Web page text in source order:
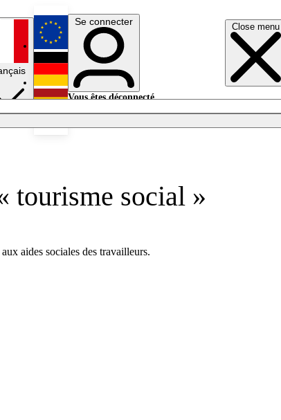
Close menu
English
Deutsch
Se connecter
Vous êtes déconnecté.
tourisme social »
aides sociales des travailleurs.